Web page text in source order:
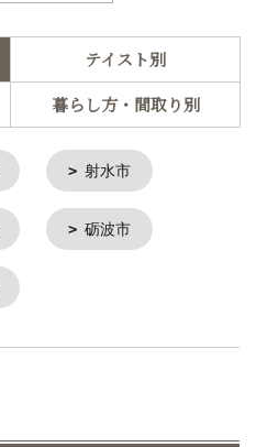
テイスト別
暮らし方・間取り別
射水市
砺波市